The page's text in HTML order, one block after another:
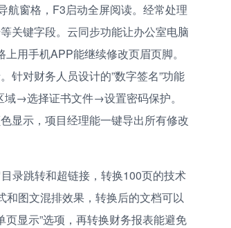
航窗格，F3启动全屏阅读。经常处理
关键字段。云同步功能让办公室电脑
用手机APP能继续修改页眉页脚。
针对财务人员设计的”数字签名”功能
→选择证书文件→设置密码保护。
显示，项目经理能一键导出所有修改
录跳转和超链接，转换100页的技术
和图文混排效果，转换后的文档可以
显示”选项，再转换财务报表能避免